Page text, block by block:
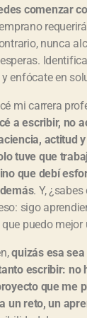
comenzar
nunca
enfócate en
mi carrera
a escribir, no
actitud
tuve que
que debí
. Y,
sigo
puedo mejor
quizás esa
escribir: no
que me
un reto, un